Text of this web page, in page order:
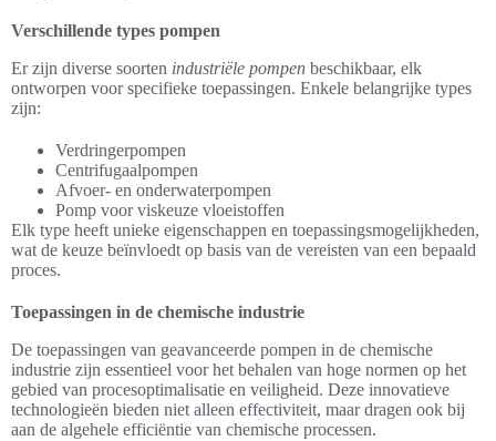
Verschillende types pompen
Er zijn diverse soorten industriële pompen beschikbaar, elk
ontworpen voor specifieke toepassingen. Enkele belangrijke types
zijn:
Verdringerpompen
Centrifugaalpompen
Afvoer- en onderwaterpompen
Pomp voor viskeuze vloeistoffen
Elk type heeft unieke eigenschappen en toepassingsmogelijkheden,
wat de keuze beïnvloedt op basis van de vereisten van een bepaald
proces.
Toepassingen in de chemische industrie
De toepassingen van geavanceerde pompen in de chemische
industrie zijn essentieel voor het behalen van hoge normen op het
gebied van procesoptimalisatie en veiligheid. Deze innovatieve
technologieën bieden niet alleen effectiviteit, maar dragen ook bij
aan de algehele efficiëntie van chemische processen.